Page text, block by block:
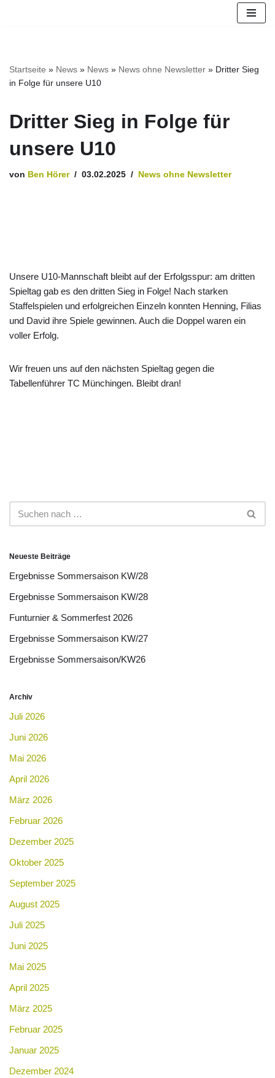
Startseite » News » News » News ohne Newsletter » Dritter Sieg
in Folge für unsere U10
Dritter Sieg in Folge für
unsere U10
von Ben Hörer 03.02.2025 News ohne Newsletter
Unsere U10-Mannschaft bleibt auf der Erfolgsspur: am dritten
Spieltag gab es den dritten Sieg in Folge! Nach starken
Staffelspielen und erfolgreichen Einzeln konnten Henning, Filias
und David ihre Spiele gewinnen. Auch die Doppel waren ein
voller Erfolg.
Wir freuen uns auf den nächsten Spieltag gegen die
Tabellenführer TC Münchingen. Bleibt dran!
Neueste Beiträge
Ergebnisse Sommersaison KW/28
Ergebnisse Sommersaison KW/28
Funturnier & Sommerfest 2026
Ergebnisse Sommersaison KW/27
Ergebnisse Sommersaison/KW26
Archiv
Juli 2026
Juni 2026
Mai 2026
April 2026
März 2026
Februar 2026
Dezember 2025
Oktober 2025
September 2025
August 2025
Juli 2025
Juni 2025
Mai 2025
April 2025
März 2025
Februar 2025
Januar 2025
Dezember 2024